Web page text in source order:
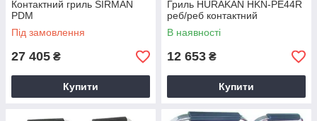
Контактний гриль SIRMAN
PDM
Під замовлення
27 405 ₴
Купити
Гриль HURAKAN HKN-PE44R
реб/реб контактний
В наявності
12 653 ₴
Купити